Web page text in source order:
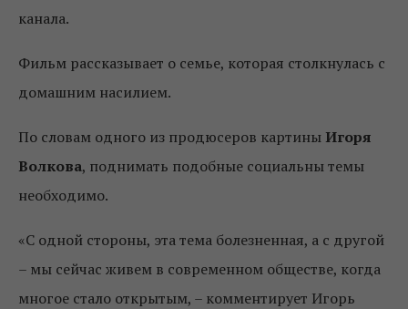
канала.
Фильм рассказывает о семье, которая столкнулась с
домашним насилием.
По словам одного из продюсеров картины Игоря
Волкова, поднимать подобные социальны темы
необходимо.
«С одной стороны, эта тема болезненная, а с другой
– мы сейчас живем в современном обществе, когда
многое стало открытым, – комментирует Игорь